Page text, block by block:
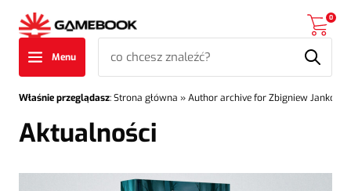
Menu
0
Właśnie przeglądasz:Strona główna » Author archive forZbigniew
Aktualności